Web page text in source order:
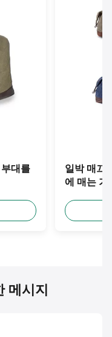
대를
일박 매끄
에 매는 가
메시지